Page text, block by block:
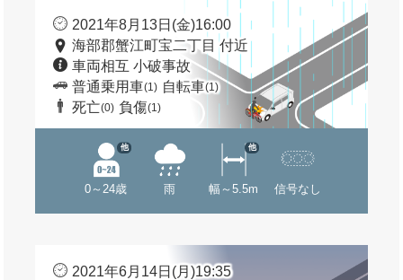
2021年8月13日(金)16:00
海部郡蟹江町宝二丁目 付近
車両相互 小破事故
普通乗用車(1) 自転車(1)
死亡(0) 負傷(1)
0～24歳
他
雨 幅～5.5m
他
信号なし
2021年6月14日(月)19:35